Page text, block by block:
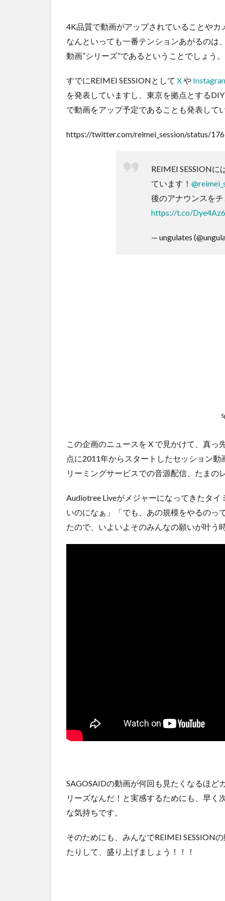
4K品質で動画がアップされていることや
なんといっても一番テンションあがるのは
動画”シリーズ”であるということでしょう。
すでにREIMEI SESSIONとして Xや
を発表していますし、東京を拠点とする
で動画をアップ予定であることも発表して
https://twitter.com/reimei_session/status/
REIMEI SESSION
ています！
後のアナウンスを
https://t.co/
— ungulates
この企画のニュースを X で見かけて、真
点に2011年からスタートしたセッション
リーミングサービスでの音源配信、たま
Audiotree Liveがメジャーになってきたタ
いのになぁ」「でも、あの規模をやるのっ
たので、いよいよそのみんなの願いが叶う
SAGOSAIDの動画が何回も見たくなるほ
リーズなんだ！と実感するためにも、早
な気持ちです。
そのためにも、みんなでREIMEI SESSION
たりして、盛り上げましょう！！！